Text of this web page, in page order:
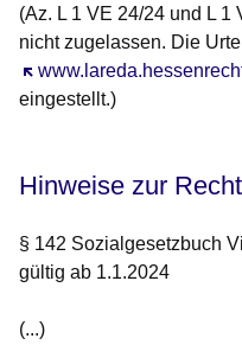
(Az. L 1 VE 24/24 und L
nicht zugelassen. Die
Öffnet sich in einem
eingestellt.)
Hinweise zur
§ 142 Sozialgesetzbuch
gültig ab 1.1.2024
(...)